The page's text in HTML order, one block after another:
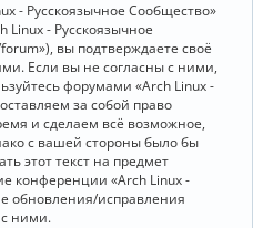
е
и
- Русскоязычное Сообщество»
- Русскоязычное
вы подтверждаете своё
Если вы не согласны с ними,
форумами «Arch Linux -
за собой право
и сделаем всё возможное,
с вашей стороны было бы
этот текст на предмет
конференции «Arch Linux -
обновления/исправления
с ними.